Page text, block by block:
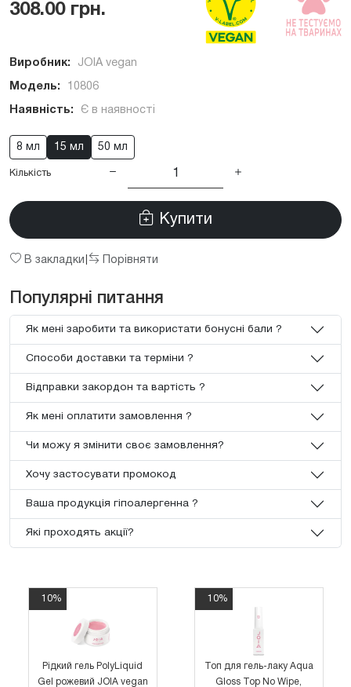
308.00 грн.
Виробник: JOIA vegan
Модель: 10806
Наявність: Є в наявності
8 мл 15 мл 50 мл
Кількість
Купити
В закладки Порівняти
Популярні питання
Як мені заробити та використати бонусні бали ?
Способи доставки та терміни ?
Відправки закордон та вартість ?
Як мені оплатити замовлення ?
Чи можу я змінити своє замовлення?
Хочу застосувати промокод
Ваша продукція гіпоалергенна ?
Які проходять акції?
10%
Рідкий гель PolyLiquid
Gel рожевий JOIA vegan
10%
Топ для гель-лаку Aqua
Gloss Top No Wipe,